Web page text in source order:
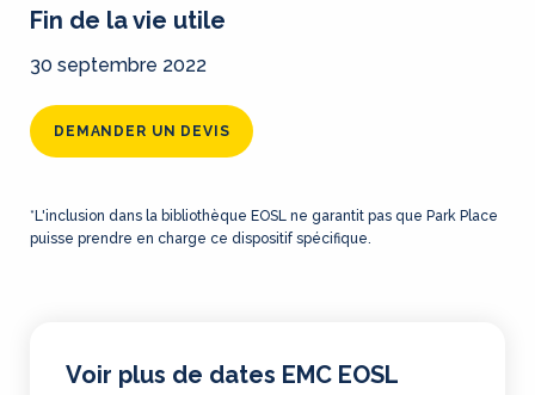
Fin de la vie utile
30 septembre 2022
DEMANDER UN DEVIS
*L'inclusion dans la bibliothèque EOSL ne garantit pas que Park Place
puisse prendre en charge ce dispositif spécifique.
Voir plus de dates EMC EOSL